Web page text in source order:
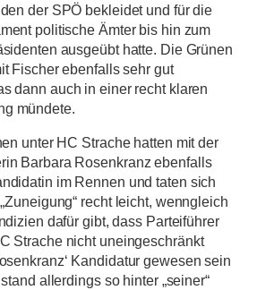
der SPÖ bekleidet und für die
politische Ämter bis hin zum
ausgeübt hatte. Die Grünen
Fischer ebenfalls sehr gut
dann auch in einer recht klaren
mündete.
unter HC Strache hatten mit der
Barbara Rosenkranz ebenfalls
im Rennen und taten sich
recht leicht, wenngleich
dafür gibt, dass Parteiführer
Strache nicht uneingeschränkt
Kandidatur gewesen sein
allerdings so hinter „seiner“